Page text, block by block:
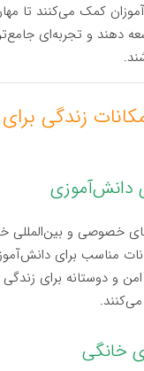
کمک می‌کنند تا
دهند و تجربه‌ای
زندگی
خصوصی و بین‌المللی
مناسب برای
و دوستانه برای